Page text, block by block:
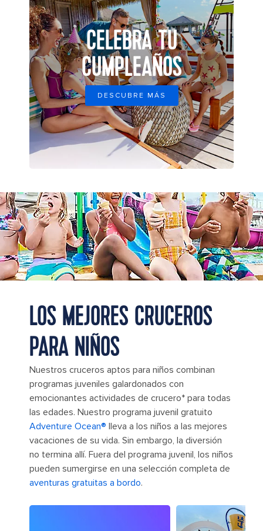
CELEBRA TU
CUMPLEAÑOS
DESCUBRE MÁS
RCI WN 042022 Splashaway Bay Apr11 CAM A C04 178
LOS MEJORES CRUCEROS
PARA NIÑOS
Nuestros cruceros aptos para niños combinan
programas juveniles galardonados con
emocionantes actividades de crucero* para todas
las edades. Nuestro programa juvenil gratuito
Adventure Ocean® lleva a los niños a las mejores
vacaciones de su vida. Sin embargo, la diversión
no termina allí. Fuera del programa juvenil, los niños
pueden sumergirse en una selección completa de
aventuras gratuitas a bordo.